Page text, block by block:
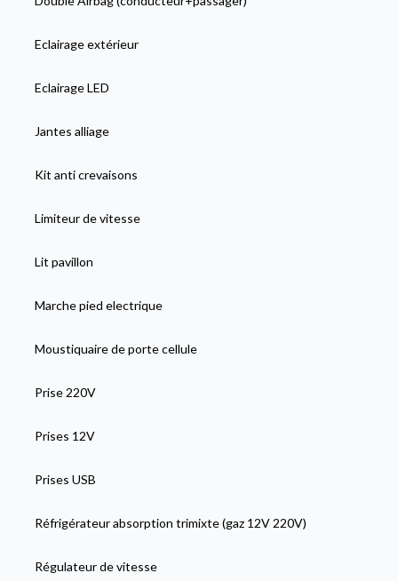
Eclairage extérieur
Eclairage LED
Jantes alliage
Kit anti crevaisons
Limiteur de vitesse
Lit pavillon
Marche pied electrique
Moustiquaire de porte cellule
Prise 220V
Prises 12V
Prises USB
Réfrigérateur absorption trimixte (gaz 12V 220V)
Régulateur de vitesse